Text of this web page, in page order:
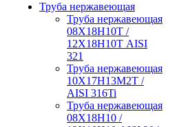
Труба нержавеющая
Труба нержавеющая
08Х18Н10Т /
12Х18Н10Т AISI
321
Труба нержавеющая
10Х17Н13М2Т /
AISI 316Ti
Труба нержавеющая
08Х18Н10 /